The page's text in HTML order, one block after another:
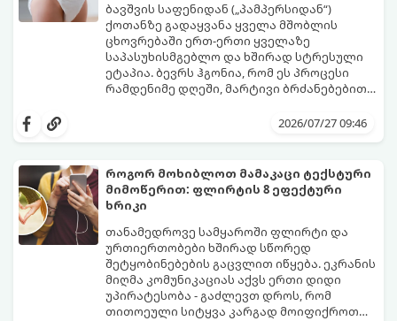
ბავშვის საფენიდან („პამპერსიდან“)
ქოთანზე გადაყვანა ყველა მშობლის
ცხოვრებაში ერთ-ერთი ყველაზე
საპასუხისმგებლო და ხშირად სტრესული
ეტაპია. ბევრს ჰგონია, რომ ეს პროცესი
რამდენიმე დღეში, მარტივი ბრძანებებით
ფიზიოლოგიური და ფსიქოლოგიური
მოთმინებას მოითხოვს.
როგორ გახადოთ ეს პროცესი2026/07/27 09:46
როგორ მოხიბლოთ მამაკაცი ტექსტური
მიმოწერით: ფლირტის 8 ეფექტური
ხრიკი
თანამედროვე სამყაროში ფლირტი და
ურთიერთობები ხშირად სწორედ
შეტყობინებების გაცვლით იწყება. ეკრანის
მიღმა კომუნიკაციას აქვს ერთი დიდი
უპირატესობა - გაძლევთ დროს, რომ
თითოეული სიტყვა კარგად მოიფიქროთ